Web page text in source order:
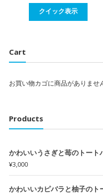
クイック表示
Cart
お買い物カゴに商品がありませ
Products
かわいいうさぎと苺のトート
¥3,000
かわいいカピバラと柚子のト